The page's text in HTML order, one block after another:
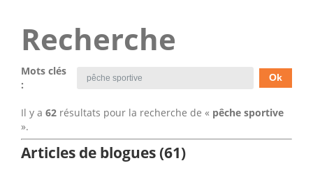
Recherche
Mots clés
:
Il y a 62 résultats pour la recherche de « pêche sportive
».
Articles de blogues (61)